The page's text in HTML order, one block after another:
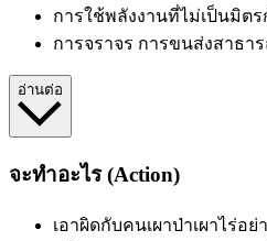
การใช้พลังงานที่ไม่เป็นมิต
การจราจร การขนส่งสาธา
อ่านต่อ
จะทำอะไร (Action)
เอาผิดกับคนเผาป่าเผาไร่อย่